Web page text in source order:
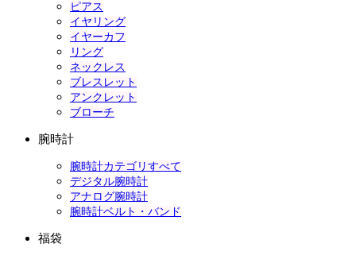
ピアス
イヤリング
イヤーカフ
リング
ネックレス
ブレスレット
アンクレット
ブローチ
腕時計
腕時計カテゴリすべて
デジタル腕時計
アナログ腕時計
腕時計ベルト・バンド
福袋